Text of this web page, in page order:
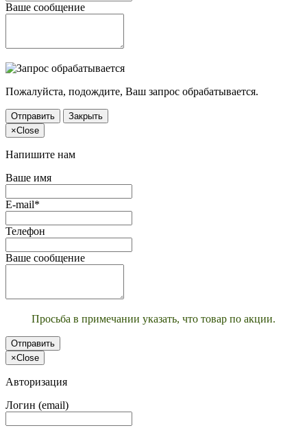
Ваше сообщение
Пожалуйста, подождите, Ваш запрос обрабатывается.
Отправить
Закрыть
×Close
Напишите нам
Ваше имя
E-mail*
Телефон
Ваше сообщение
Просьба в примечании указать, что товар по акции.
Отправить
×Close
Авторизация
Логин (email)